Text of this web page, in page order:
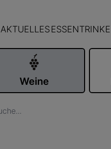
AKTUELLESESSEN
Weine